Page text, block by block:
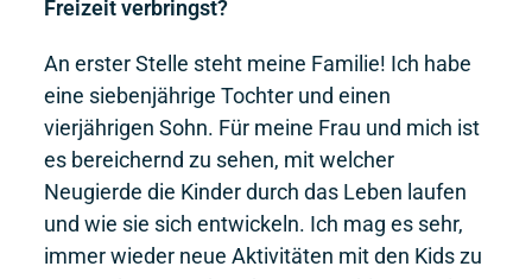
Freizeit verbringst?
An erster Stelle steht meine Familie! Ich habe
eine siebenjährige Tochter und einen
vierjährigen Sohn. Für meine Frau und mich ist
es bereichernd zu sehen, mit welcher
Neugierde die Kinder durch das Leben laufen
und wie sie sich entwickeln. Ich mag es sehr,
immer wieder neue Aktivitäten mit den Kids zu